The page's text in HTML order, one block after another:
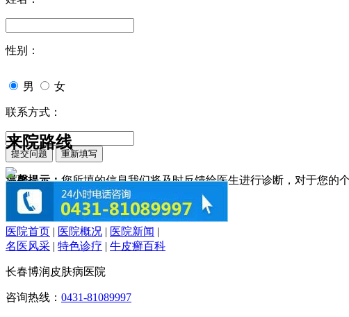
性别：
男 女
联系方式：
温馨提示：您所填的信息我们将及时反馈给医生进行诊断，对于您的
来院路线
医院首页 | 医院概况 | 医院新闻 |
名医风采 | 特色诊疗 | 牛皮癣百科
长春博润皮肤病医院
咨询热线： 0431-81089997